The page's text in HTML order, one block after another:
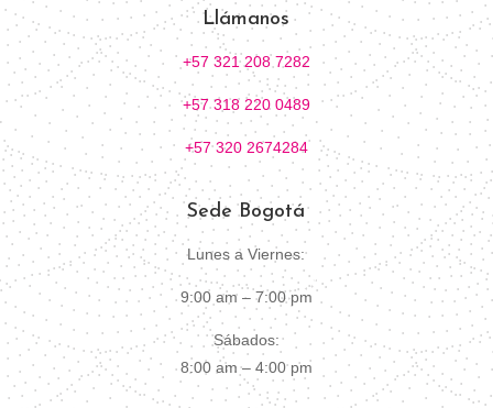
Llámanos
+57 321 208 7282
+57 318 220 0489
+57 320 2674284
Sede Bogotá
Lunes a Viernes:
9:00 am – 7:00 pm
Sábados:
8:00 am – 4:00 pm